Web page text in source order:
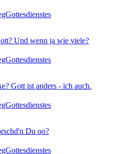
Und wenn ja wie viele?
Gott ist anders - ich auch.
Du oo?